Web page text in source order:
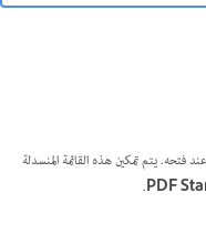
لعرض إعدادات العرض الأولي لملف PDF عند فتحه. يتم تمكين هذه القائمة المنسدلة
PDF
.